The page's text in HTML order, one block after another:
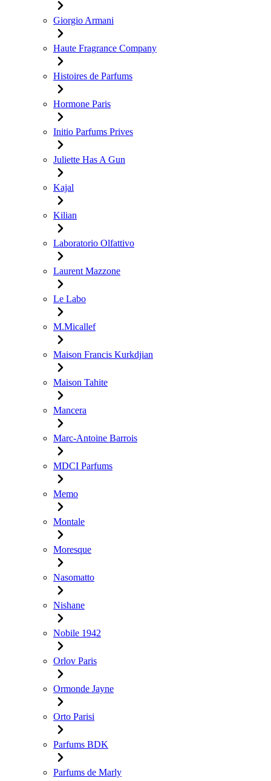
Giorgio Armani
Haute Fragrance Company
Histoires de Parfums
Hormone Paris
Initio Parfums Prives
Juliette Has A Gun
Kajal
Kilian
Laboratorio Olfattivo
Laurent Mazzone
Le Labo
M.Micallef
Maison Francis Kurkdjian
Maison Tahite
Mancera
Marc-Antoine Barrois
MDCI Parfums
Memo
Montale
Moresque
Nasomatto
Nishane
Nobile 1942
Orlov Paris
Ormonde Jayne
Orto Parisi
Parfums BDK
Parfums de Marly